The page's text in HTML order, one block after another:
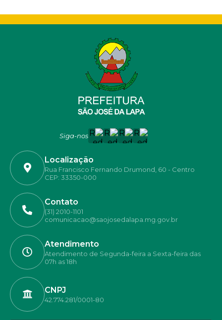
Siga-nos
Localização
Rua Francisco Fernando Drumond, 60 - Centro
CEP: 33350-000
Contato
(31) 2010-1101
comunicacao@saojosedalapa.mg.gov.br
Atendimento
Atendimento de Segunda-feira a Sexta-feira das
07h as 18h
CNPJ
42.774.281/0001-80